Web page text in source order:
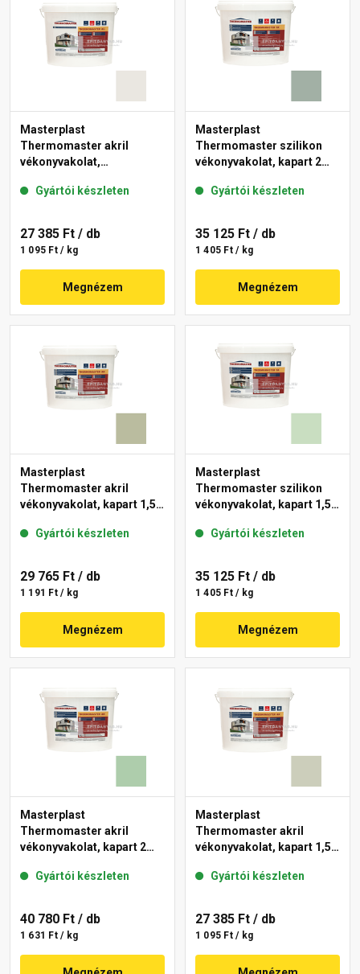
Masterplast
Thermomaster akril
vékonyvakolat,
45-F 25 kg
Gyártói készleten
27 385 Ft / db
1 095 Ft / kg
Megnézem
Masterplast
Thermomaster szilikon
vékonyvakolat, kapart 2
Gyártói készleten
35 125 Ft / db
1 405 Ft / kg
Megnézem
Masterplast
Thermomaster akril
vékonyvakolat, kapart 1,5
Gyártói készleten
29 765 Ft / db
1 191 Ft / kg
Megnézem
Masterplast
Thermomaster szilikon
vékonyvakolat, kapart 1,5
Gyártói készleten
35 125 Ft / db
1 405 Ft / kg
Megnézem
Masterplast
Thermomaster akril
vékonyvakolat, kapart 2
Gyártói készleten
40 780 Ft / db
1 631 Ft / kg
Masterplast
Thermomaster akril
vékonyvakolat, kapart 1,5
Gyártói készleten
27 385 Ft / db
1 095 Ft / kg